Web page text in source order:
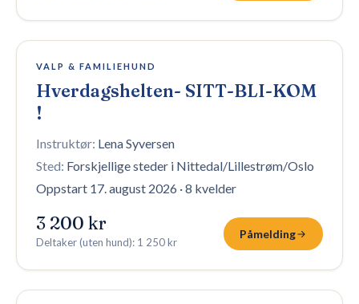
12 plasser igjen
VALP & FAMILIEHUND
Hverdagshelten- SITT-BLI-KOM
!
Instruktør: Lena Syversen
Sted: Forskjellige steder i Nittedal/Lillestrøm/Oslo
Oppstart 17. august 2026 ·8 kvelder
3 200 kr
Deltaker (uten hund): 1 250 kr
Påmelding